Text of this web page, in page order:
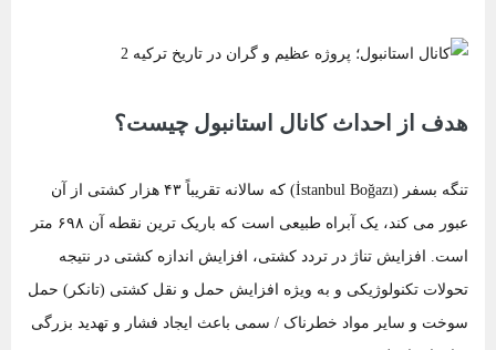
هدف از احداث کانال استانبول چیست؟
تنگه بسفر (İstanbul Boğazı) که سالانه تقریباً ۴۳ هزار کشتی از آن
عبور می کند، یک آبراه طبیعی است که باریک ترین نقطه آن ۶۹۸ متر
است. افزایش تناژ در تردد کشتی، افزایش اندازه کشتی در نتیجه
تحولات تکنولوژیکی و به ویژه افزایش حمل و نقل کشتی (تانکر) حمل
سوخت و سایر مواد خطرناک / سمی باعث ایجاد فشار و تهدید بزرگی